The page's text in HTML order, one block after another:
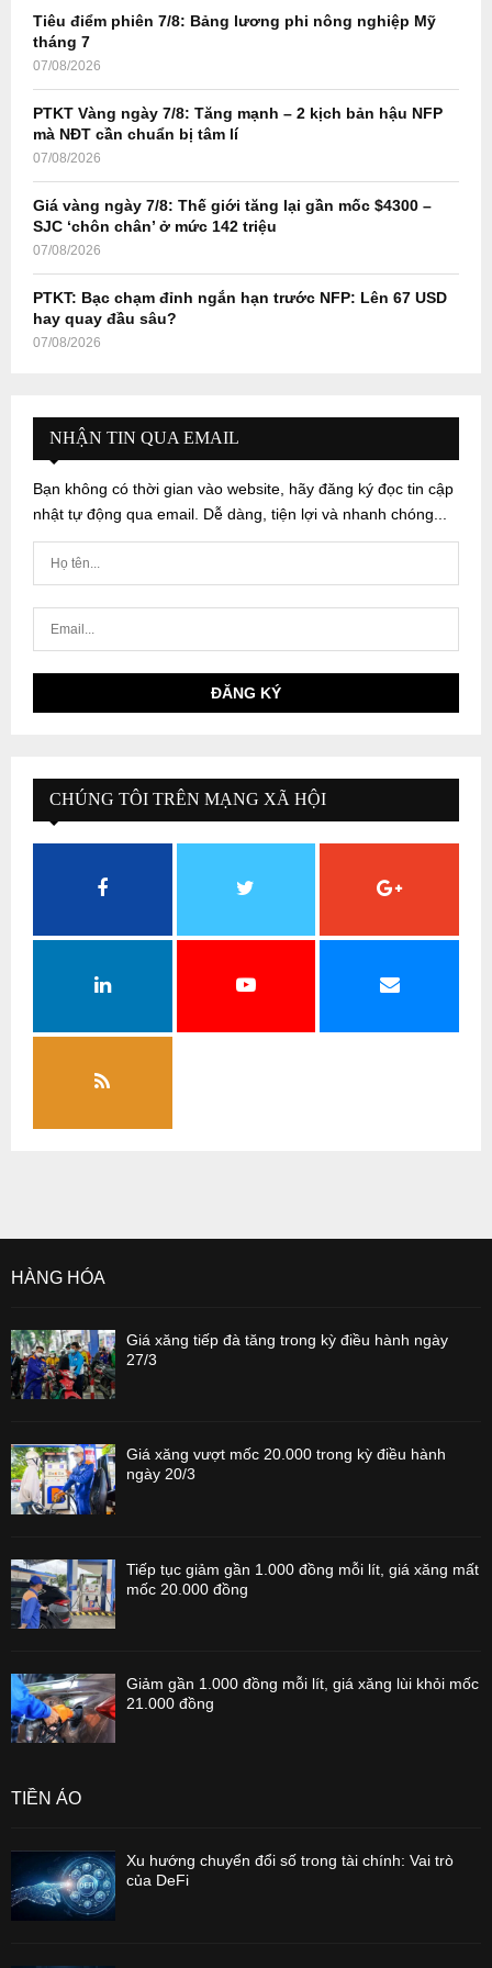
H
Tiêu điểm phiên 7/8: Bảng lương phi nông nghiệp Mỹ
tháng 7
07/08/2026
PTKT Vàng ngày 7/8: Tăng mạnh – 2 kịch bản hậu NFP
mà NĐT cần chuẩn bị tâm lí
07/08/2026
Giá vàng ngày 7/8: Thế giới tăng lại gần mốc $4300 –
SJC ‘chôn chân’ ở mức 142 triệu
07/08/2026
PTKT: Bạc chạm đỉnh ngắn hạn trước NFP: Lên 67 USD
hay quay đầu sâu?
07/08/2026
NHẬN TIN QUA EMAIL
Bạn không có thời gian vào website, hãy đăng ký đọc tin cập
nhật tự động qua email. Dễ dàng, tiện lợi và nhanh chóng...
CHÚNG TÔI TRÊN MẠNG XÃ HỘI
HÀNG HÓA
Giá xăng tiếp đà tăng trong kỳ điều hành ngày
27/3
Giá xăng vượt mốc 20.000 trong kỳ điều hành
ngày 20/3
Tiếp tục giảm gần 1.000 đồng mỗi lít, giá xăng mất
mốc 20.000 đồng
Giảm gần 1.000 đồng mỗi lít, giá xăng lùi khỏi mốc
21.000 đồng
TIỀN ẢO
Xu hướng chuyển đổi số trong tài chính: Vai trò
của DeFi